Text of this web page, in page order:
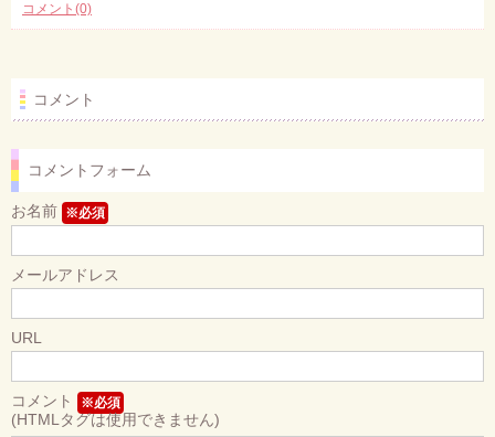
コメント(0)
コメント
コメントフォーム
お名前 ※必須
メールアドレス
URL
コメント ※必須
(HTMLタグは使用できません)